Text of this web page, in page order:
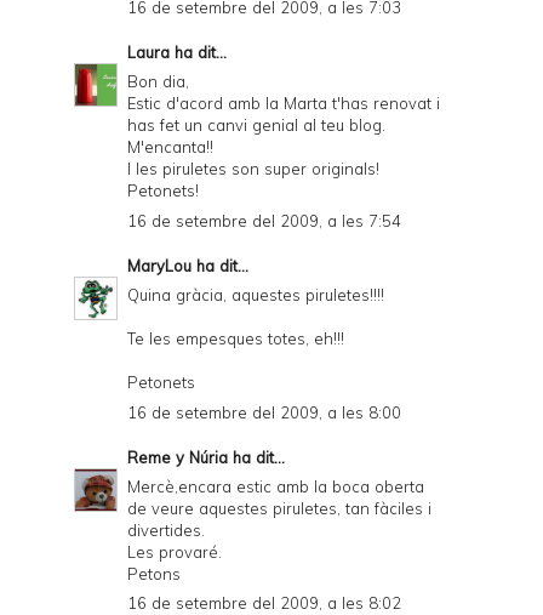
16 de setembre del 2009, a les 7:03
Laura ha dit...
Bon dia,
Estic d'acord amb la Marta t'has renovat i
has fet un canvi genial al teu blog.
M'encanta!!
I les piruletes son super originals!
Petonets!
16 de setembre del 2009, a les 7:54
MaryLou ha dit...
Quina gràcia, aquestes piruletes!!!!
Te les empesques totes, eh!!!
Petonets
16 de setembre del 2009, a les 8:00
Reme y Núria ha dit...
Mercè,encara estic amb la boca oberta
de veure aquestes piruletes, tan fàciles i
divertides.
Les provaré.
Petons
16 de setembre del 2009, a les 8:02